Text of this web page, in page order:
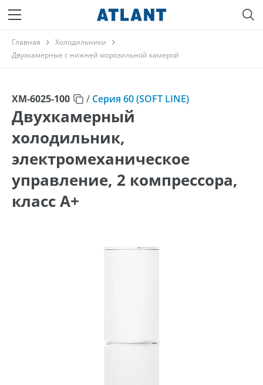
Главная
Холодильники
Двухкамерные с нижней морозильной камерой
ХМ-6025-100 / Серия 60 (SOFT LINE)
Двухкамерный
холодильник,
электромеханическое
управление, 2 компрессора,
класс A+